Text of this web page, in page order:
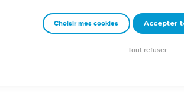
dirent : Tu n'as pas encore cinquante ans, et
vérité, en vérité, je vous dis : Avant
pierres pour les jeter contre lui ; mais
Choisir mes cookies Accepter
Tout refuser